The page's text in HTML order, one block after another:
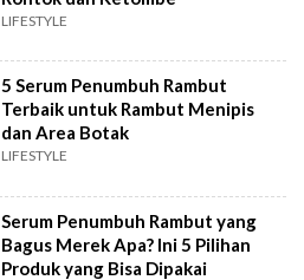
LIFESTYLE
5 Serum Penumbuh Rambut
Terbaik untuk Rambut Menipis
dan Area Botak
LIFESTYLE
Serum Penumbuh Rambut yang
Bagus Merek Apa? Ini 5 Pilihan
Produk yang Bisa Dipakai